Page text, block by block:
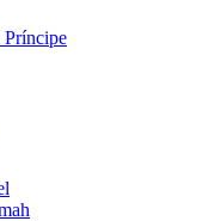
Príncipe